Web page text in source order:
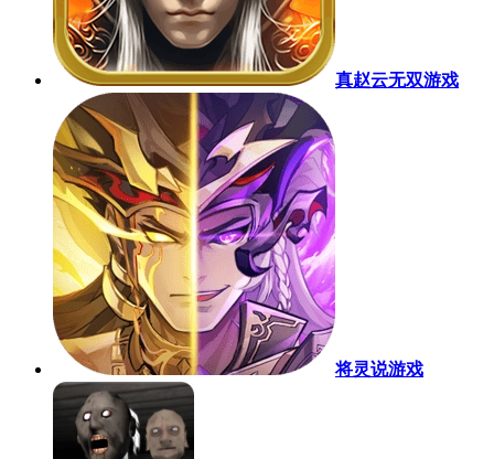
真赵云无双游戏
将灵说游戏